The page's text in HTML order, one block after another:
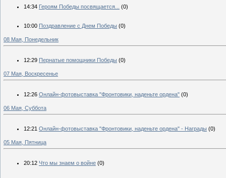
14:34 Героям Победы посвящается... (0)
10:00 Поздравление с Днем Победы (0)
08 Мая, Понедельник
12:29 Пернатые помощники Победы (0)
07 Мая, Воскресенье
12:26 Онлайн-фотовыставка "Фронтовики, наденьте ордена" (0)
06 Мая, Суббота
12:21 Онлайн-фотовыставка "Фронтовики, наденьте ордена" - Награды (0)
05 Мая, Пятница
20:12 Что мы знаем о войне (0)